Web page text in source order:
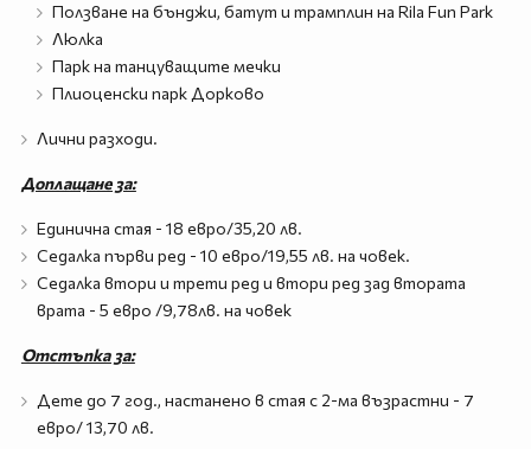
Ползване на бънджи, батут и трамплин на Rila Fun Park
Люлка
Парк на танцуващите мечки
Плиоценски парк Дорково
Лични разходи.
Доплащане за:
Единична стая - 18 евро/35,20 лв.
Седалка първи ред - 10 евро/19,55 лв. на човек.
Седалка втори и трети ред и втори ред зад втората
врата - 5 евро /9,78лв. на човек
Отстъпка за:
Дете до 7 год., настанено в стая с 2-ма възрастни - 7
евро/ 13,70 лв.